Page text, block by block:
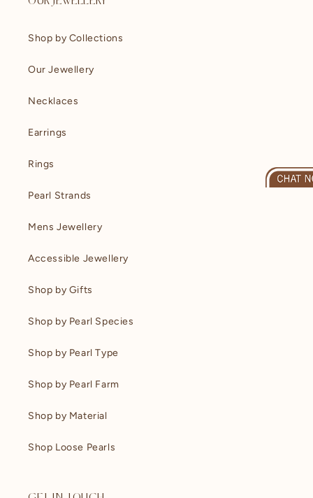
Shop by Collections
Our Jewellery
Necklaces
Earrings
Rings
Pearl Strands
Mens Jewellery
Accessible Jewellery
Shop by Gifts
Shop by Pearl Species
Shop by Pearl Type
Shop by Pearl Farm
Shop by Material
Shop Loose Pearls